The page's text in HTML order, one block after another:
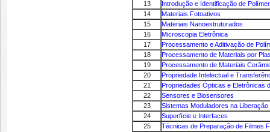
13
Introdução e Identificação de
14
Materiais Fotoativos
15
Materiais Nanoestruturados
16
Microscopia Eletrônica
17
Processamento e Aditivação de
18
Processamento de Materiais por
19
Processamento de Materiais
20
Propriedade Intelectual e
21
Propriedades Ópticas e Eletrônicas
22
Sensores e Biosensores
23
Sistemas Moduladores na
24
Superfície e Interfaces
25
Técnicas de Preparação de Filmes